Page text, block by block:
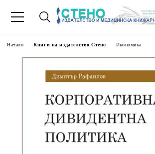
Начало Книги на издателство Стено Икономика